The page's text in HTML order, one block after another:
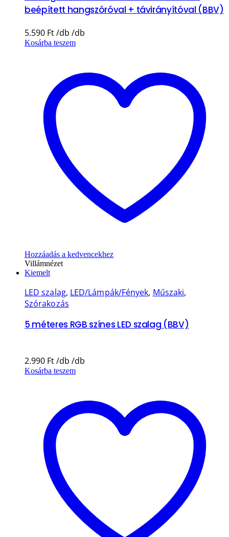
beépített hangszóróval + távirányítóval (BBV)
5.590 Ft
Kosárba teszem
Hozzáadás a kedvencekhez
Villámnézet
Kiemelt
LED szalag, LED/Lámpák/Fények, Műszaki,
Szórakozás
5 méteres RGB színes LED szalag (BBV)
2.990 Ft
Kosárba teszem